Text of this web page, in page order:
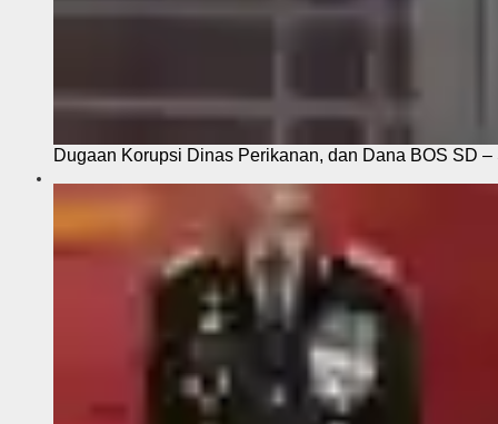
Dugaan Korupsi Dinas Perikanan, dan Dana BOS SD